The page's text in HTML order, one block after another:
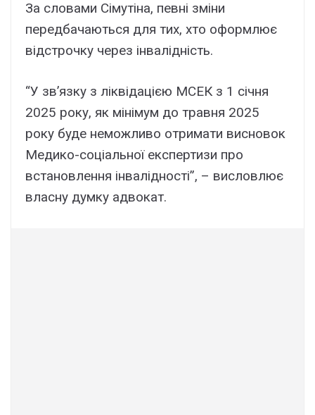
За словами Сімутіна, певні зміни
передбачаються для тих, хто оформлює
відстрочку через інвалідність.
“У зв’язку з ліквідацією МСЕК з 1 січня
2025 року, як мінімум до травня 2025
року буде неможливо отримати висновок
Медико-соціальної експертизи про
встановлення інвалідності”, – висловлює
власну думку адвокат.